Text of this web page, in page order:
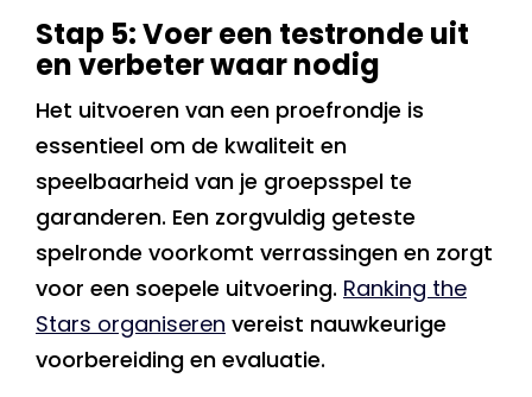
Stap 5: Voer een testronde uit
en verbeter waar nodig
Het uitvoeren van een proefrondje is
essentieel om de kwaliteit en
speelbaarheid van je groepsspel te
garanderen. Een zorgvuldig geteste
spelronde voorkomt verrassingen en zorgt
voor een soepele uitvoering. Ranking the
Stars organiseren vereist nauwkeurige
voorbereiding en evaluatie.